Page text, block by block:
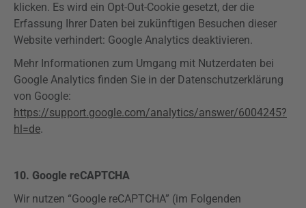
klicken. Es wird ein Opt-Out-Cookie gesetzt, der die
Erfassung Ihrer Daten bei zukünftigen Besuchen dieser
Website verhindert: Google Analytics deaktivieren.
Mehr Informationen zum Umgang mit Nutzerdaten bei
Google Analytics finden Sie in der Datenschutzerklärung
von Google:
https://support.google.com/analytics/answer/6004245?
hl=de.
10. Google reCAPTCHA
Wir nutzen “Google reCAPTCHA” (im Folgenden